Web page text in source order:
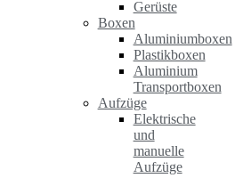
Gerüste
Boxen
Aluminiumboxen
Plastikboxen
Aluminium
Transportboxen
Aufzüge
Elektrische
und
manuelle
Aufzüge